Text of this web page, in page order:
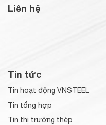
Liên hệ
Tin tức
Tin hoạt động VNSTEEL
Tin tổng hợp
Tin thị trường thép